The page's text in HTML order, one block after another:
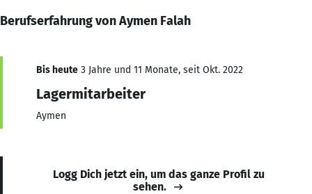
Berufserfahrung von Aymen Falah
Bis heute 3 Jahre und 11 Monate, seit Okt. 2022
Lagermitarbeiter
Aymen
Logg Dich jetzt ein, um das ganze Profil zu
sehen.